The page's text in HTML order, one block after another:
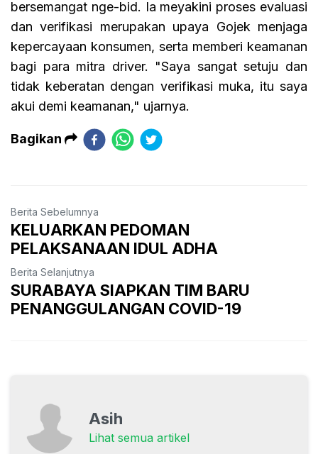
bersemangat nge-bid. Ia meyakini proses evaluasi
dan verifikasi merupakan upaya Gojek menjaga
kepercayaan konsumen, serta memberi keamanan
bagi para mitra driver. "Saya sangat setuju dan
tidak keberatan dengan verifikasi muka, itu saya
akui demi keamanan," ujarnya.
Bagikan
Berita Sebelumnya
KELUARKAN PEDOMAN
PELAKSANAAN IDUL ADHA
Berita Selanjutnya
SURABAYA SIAPKAN TIM BARU
PENANGGULANGAN COVID-19
Asih
Lihat semua artikel